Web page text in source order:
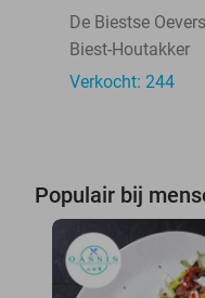
De Biestse Oevers
Biest-Houtakker
Verkocht: 244
Populair bij